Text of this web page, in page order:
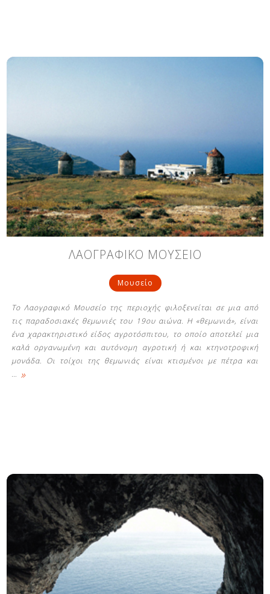
ΛΑΟΓΡΑΦΙΚΟ ΜΟΥΣΕΙΟ
Μουσείο
Το Λαογραφικό Μουσείο της περιοχής φιλοξενείται σε μια από
τις παραδοσιακές θεμωνιές του 19ου αιώνα. Η «θεμωνιά», είναι
ένα χαρακτηριστικό είδος αγροτόσπιτου, το οποίο αποτελεί μια
καλά οργανωμένη και αυτόνομη αγροτική ή και κτηνοτροφική
μονάδα. Οι τοίχοι της θεμωνιάς είναι κτισμένοι με πέτρα και
… »